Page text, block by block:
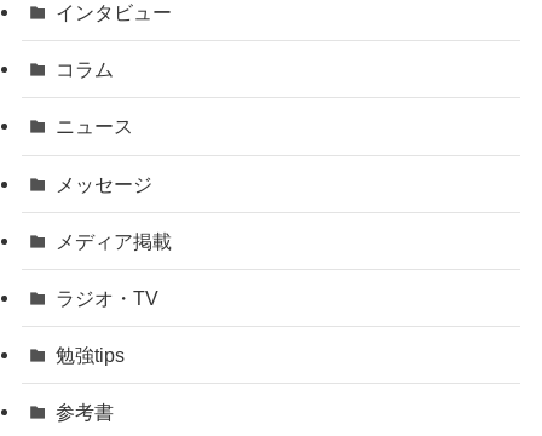
インタビュー
コラム
ニュース
メッセージ
メディア掲載
ラジオ・TV
勉強tips
参考書